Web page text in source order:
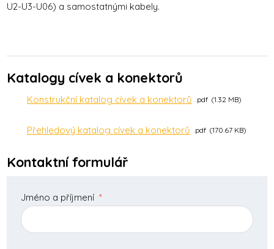
U2-U3-U06) a samostatnými kabely.
Katalogy cívek a konektorů
Konstrukční katalog cívek a konektorů pdf 1.32 MB
Přehledový katalog cívek a konektorů pdf 170.67 KB
Kontaktní formulář
Jméno a příjmení *